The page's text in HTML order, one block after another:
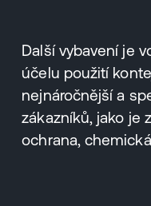
Další vybavení je
účelu použití
nejnáročnější a
zákazníků, jako je
ochrana,